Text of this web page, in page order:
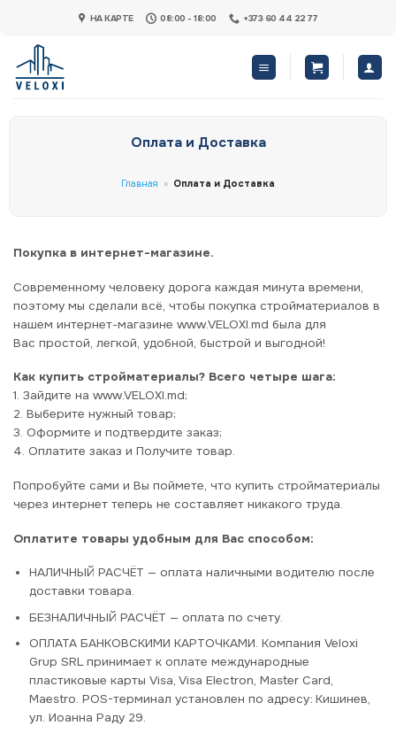
content
НА КАРТЕ 08:00 - 18:00 +373 60 44 22 77
Оплата и Доставка
Главная » Оплата и Доставка
Покупка в интернет-магазине.
Современному человеку дорога каждая минута времени,
поэтому мы сделали всё, чтобы покупка стройматериалов в
нашем интернет-магазине www.VELOXI.md была для
Вас простой, легкой, удобной, быстрой и выгодной!
Как купить стройматериалы? Всего четыре шага:
1. Зайдите на www.VELOXI.md;
2. Выберите нужный товар;
3. Оформите и подтвердите заказ;
4. Оплатите заказ и Получите товар.
Попробуйте сами и Вы поймете, что купить стройматериалы
через интернет теперь не составляет никакого труда.
Оплатите товары удобным для Вас способом:
НАЛИЧНЫЙ РАСЧЁТ — оплата наличными водителю после
доставки товара.
БЕЗНАЛИЧНЫЙ РАСЧЁТ — оплата по счету.
ОПЛАТА БАНКОВСКИМИ КАРТОЧКАМИ. Компания Veloxi
Grup SRL принимает к оплате международные
пластиковые карты Visa, Visa Electron, Master Card,
Maestro. POS-терминал установлен по адресу: Кишинев,
ул. Иоанна Раду 29.